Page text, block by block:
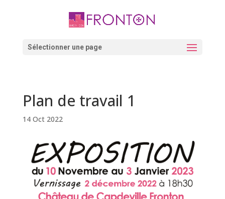
Sélectionner une page
Plan de travail 1
14 Oct 2022